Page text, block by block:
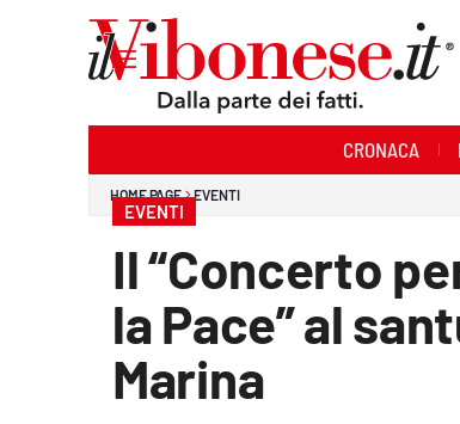
CRONACA
HOME PAGE EVENTI
EVENTI
Il “Concerto
la Pace” al
Marina